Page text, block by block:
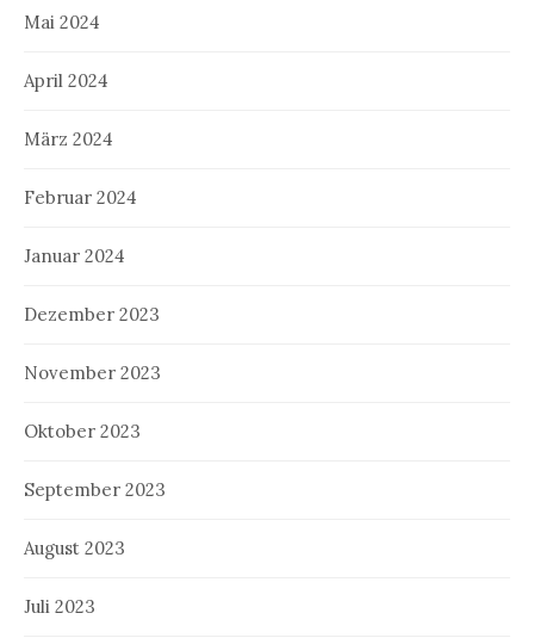
Mai 2024
April 2024
März 2024
Februar 2024
Januar 2024
Dezember 2023
November 2023
Oktober 2023
September 2023
August 2023
Juli 2023